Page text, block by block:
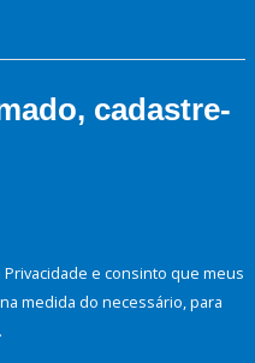
cadastre-
e consinto que meus
medida do necessário, para